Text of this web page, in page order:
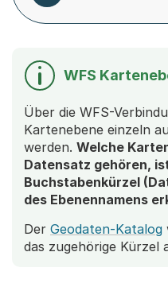
WFS
Über die WFS-
Kartenebene einzeln
werden. Welche
Datensatz gehören,
Buchstabenkürzel
des Ebenennamens
Der Geodaten-Katalog
das zugehörige Kürzel